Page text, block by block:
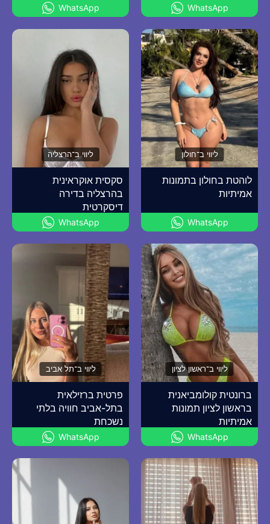
WhatsApp
WhatsApp
ליווי ב־חולון
לוהטת בחולון בתמונות
אמיתיות
WhatsApp
ליווי ב־הרצליה
סקסית אוקראינית
בהרצליה בדירה
דיסקרטית
WhatsApp
ליווי ב־ראשון לציון
ברונטית קולומביאנית
בראשון לציון תמונות
אמיתיות
WhatsApp
ליווי ב־תל אביב
פרטית ברזילאית
בתל-אביב חוויה בלתי
נשכחת
WhatsApp